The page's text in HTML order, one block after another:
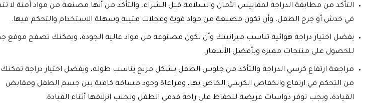
التأكد من مطابقة الدراجة لمقاييس الأمان والسلامة قبل الشراء، والتأكد من أنها مصنعة من مواد آمنة لا
في خدش أو جرح الطفل، وأن تكون مصنعة من مواد قوية وعجلات متينة وسهلة الاستخدام والتحكم فيها.
يفضل اختيار دراجة هوائية تناسب ميزانيتك وأن تكون مصنوعة من مواد عالية الجودة، ويمكنك تصفح موقع
للحصول على منتجات مميزة وبأفضل الأسعار.
مراجعة ارتفاع كرسي الدراجة والتأكد من جلوس الطفل بشكل مريح يناسب طوله، ويفضل اختيار دراجة تمكنك
من التحكم في ارتفاع وانخفاض الكرسي الخاص بها، ومراعاة وجود مسافة كافية بين جسم الطفل ومقابض
القيادة، ويجب توفر دواسات عريضة للحفاظ على راحة قدمي الطفل وتجنب انزلاقها أثناء القيادة.